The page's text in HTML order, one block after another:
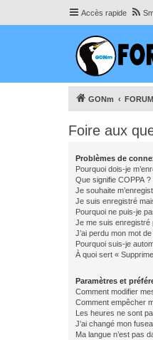
Accès rapide
GONm FORUM
Foire aux
Problèmes de
Pourquoi dois-je
Que signifie COPPA ?
Je souhaite
Je suis enregistré
Pourquoi ne puis-je
Je me suis enregistré
J’ai perdu mon mot
Pourquoi suis-je
À quoi sert «
Paramètres et
Comment modifier
Comment empêcher
Les heures ne sont
J’ai changé mon
Ma langue n’est pas